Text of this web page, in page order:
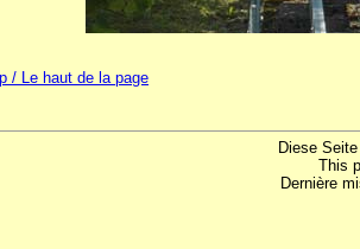
/ Le haut de la page
Diese
This
Dernière